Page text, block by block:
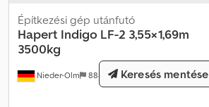
Nieder-Olm 888 km
Építkezési gép utánfutó
Hapert Indigo LF-2 3,55×1,69m
3500kg
Keresés mentése